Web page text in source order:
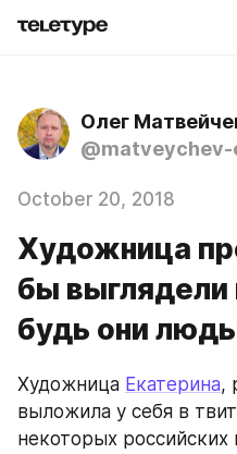
Олег
@matveychev-
October 20, 2018
Художница
бы выглядели
будь они
Художница Екатерина,
выложила у себя в
некоторых российских